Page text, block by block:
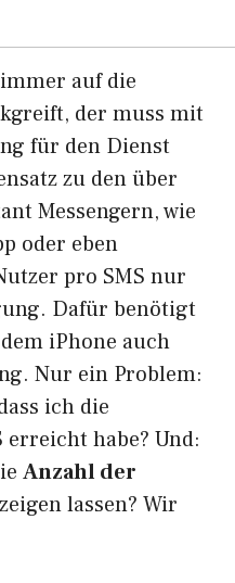
auf die
der muss mit
für den Dienst
zu den über
Messengern, wie
oder eben
pro SMS nur
Dafür benötigt
iPhone auch
Nur ein Problem:
ich die
erreicht habe? Und:
Anzahl der
lassen? Wir